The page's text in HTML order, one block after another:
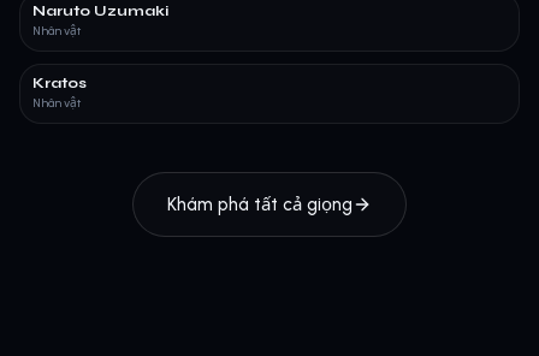
Naruto Uzumaki
Nhân vật
Kratos
Nhân vật
Khám phá tất cả giọng